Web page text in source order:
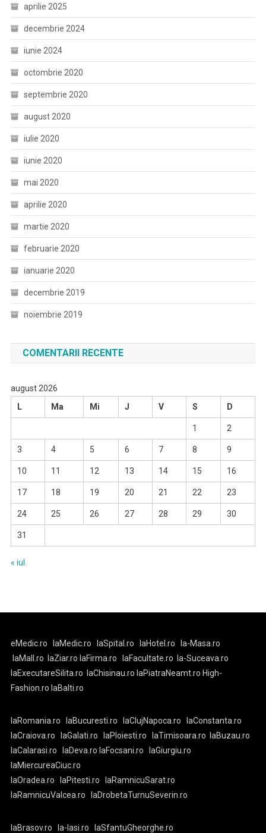
aprilie 2025
decembrie 2024
iunie 2024
octombrie 2020
septembrie 2020
august 2020
iulie 2020
iunie 2020
mai 2020
aprilie 2020
martie 2020
februarie 2020
ianuarie 2020
decembrie 2019
noiembrie 2019
COMENTARII RECENTE
august 2026
L
Ma Mi J V S D
1 2
3 4 5 6 7 8 9
10 11 12 13 14 15 16
17 18 19 20 21 22 23
24 25 26 27 28 29 30
31
« iul.
eMedic.ro laMedic.ro laSpital.ro laHotel.ro
la-Masa.ro
laMall.ro
laZiar.ro laFirma.ro laFacultate.ro
la-Suceava.ro
laExecutareSilita.ro
laChisinau.ro laPiatraNeamt.ro High-
Fashion.ro laBalti.ro
laRomania.ro laBucuresti.ro laClujNapoca.ro
laConstanta.ro
laCraiova.ro
laGalati.ro laPloiesti.ro laTimisoara.ro
laBuzau.ro
laCalarasi.ro
laDeva.ro laFocsani.ro
laGiurgiu.ro
laMiercureaCiuc.ro
laOradea.ro
laPitesti.ro
laRamnicuSarat.ro
laRamnicuValcea.ro
laDrobetaTurnuSeverin.ro
laBrasov.ro la-Iasi.ro laSfantuGheorghe.ro